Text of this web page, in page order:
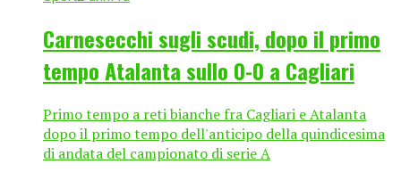
Carnesecchi sugli scudi, dopo il primo
tempo Atalanta sullo 0-0 a Cagliari
Primo tempo a reti bianche fra Cagliari e Atalanta
dopo il primo tempo dell'anticipo della quindicesima
di andata del campionato di serie A